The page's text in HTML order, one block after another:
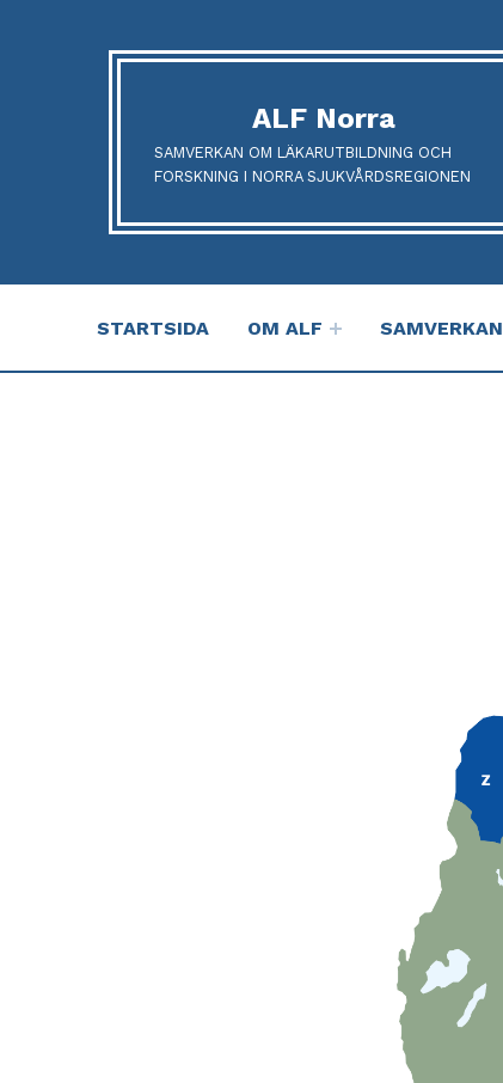
ALF Norra
SAMVERKAN OM LÄKARUTBILDNING OCH
FORSKNING I NORRA SJUKVÅRDSREGIONEN
STARTSIDA OM ALF SAMVERKAN